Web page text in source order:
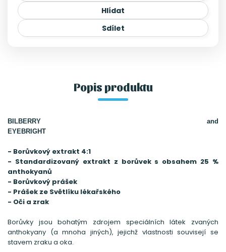
Hlídat
Sdílet
Popis produktu
BILBERRY and
EYEBRIGHT
- Borůvkový extrakt 4:1
- Standardizovaný extrakt z borůvek s obsahem 25 %
anthokyanů
- Borůvkový prášek
- Prášek ze Světlíku lékařského
- Oči a zrak
Borůvky jsou bohatým zdrojem speciálních látek zvaných
anthokyany (a mnoha jiných), jejichž vlastnosti souvisejí se
stavem zraku a oka.